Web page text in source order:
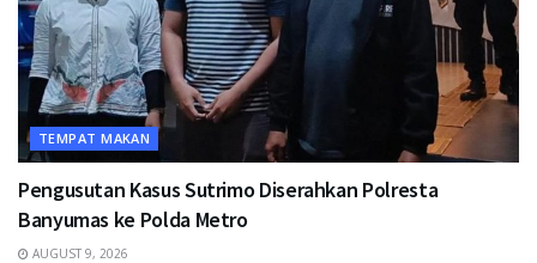
TEMPAT MAKAN
Pengusutan Kasus Sutrimo Diserahkan Polresta
Banyumas ke Polda Metro
AUGUST 9, 2026